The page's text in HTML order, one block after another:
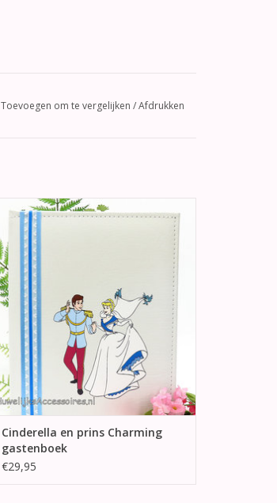
Toevoegen om te vergelijken /Afdrukken
Gastenboek met een afbeelding van
Cinderella met haar prins erop, versierd
met hemel blauw, wit en blauw lint.
TOEVOEGEN AAN WINKELWAGEN
Cinderella en prins Charming
gastenboek
€29,95